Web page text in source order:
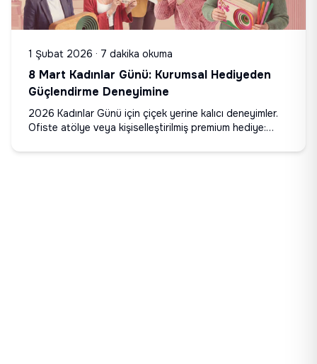
1 Şubat 2026 · 7 dakika okuma
8 Mart Kadınlar Günü: Kurumsal Hediyeden
Güçlendirme Deneyimine
2026 Kadınlar Günü için çiçek yerine kalıcı deneyimler.
Ofiste atölye veya kişiselleştirilmiş premium hediye:
Garanti BBVA, Omega Motor deneyimleri.